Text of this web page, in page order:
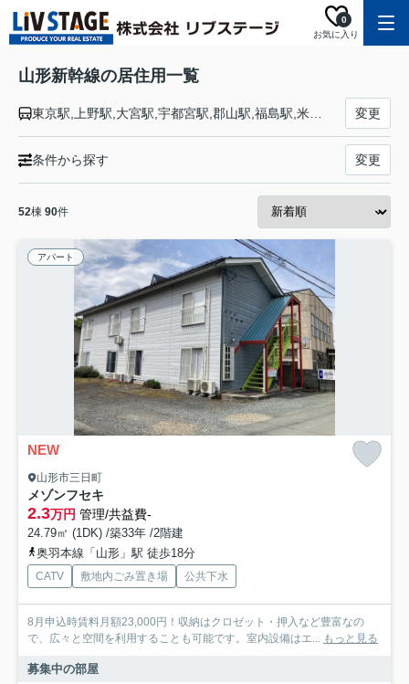
お気に入り
0
山形新幹線の居住用一覧
変更
条件から探す 変更
52棟 90件
アパート
NEW
山形市三日町
メゾンフセキ
2.3万円 管理/共益費-
24.79㎡ (1DK) /築33年 /2階建
奥羽本線「山形」駅 徒歩18分
CATV 敷地内ごみ置き場 公共下水
8月申込時賃料月額23,000円！収納はクロゼット・押入など豊富なの
で、広々と空間を利用することも可能です。室内設備はエ... もっと見る
募集中の部屋